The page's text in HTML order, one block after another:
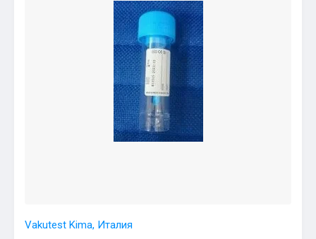
Vakutest Kima, Италия